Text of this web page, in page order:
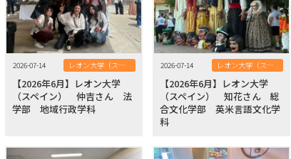
2026-07-14 レオン大学（スペイン）
【2026年6月】レオン大学
（スペイン） 仲吉さん 法
学部 地域行政学科
2026-07-14 レオン大学（スペイン）
【2026年6月】レオン大学
（スペイン） 知花さん 総
合文化学部 英米言語文化学
科